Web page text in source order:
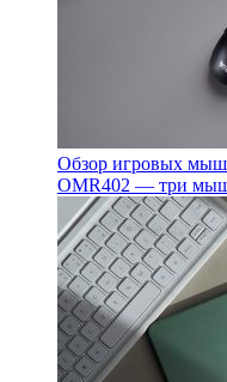
Обзор игровых
OMR402 — три